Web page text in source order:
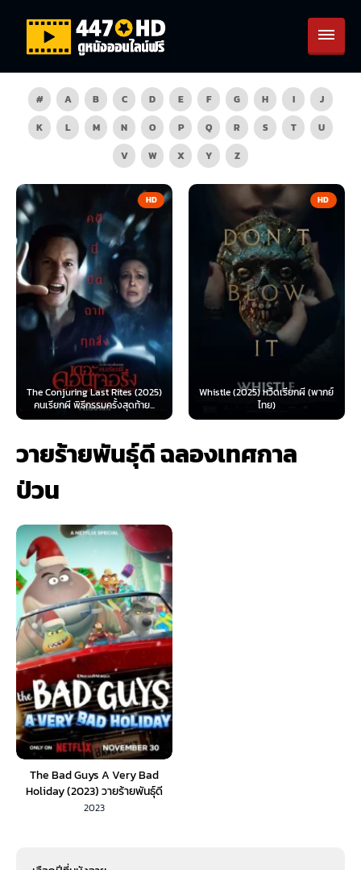
# A B C D E F G H I
J
K
L M N O P Q R S T
U
V
W X Y Z
HD
The Conjuring Last Rites (2025)
คนเรียกผี พิธีกรรมครั้งสุดท้าย...
HD
Whistle (2025) หวีดเรียกผี (พากย์
ไทย)
วายร้ายพันธุ์ดี ฉลองเทศกาล
ป่วน
The Bad Guys A Very Bad
Holiday (2023) วายร้ายพันธุ์ดี
ฉลองเทศกาลป่วน (พากย์ไทย)
2023